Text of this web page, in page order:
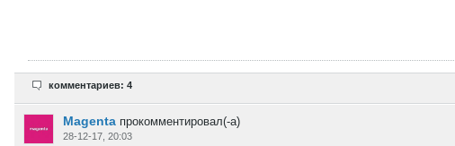
комментариев: 4
Magenta прокомментировал(-а)
28-12-17, 20:03